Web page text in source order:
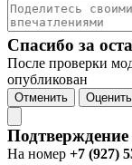
Спасибо за
После проверки
опубликован
Отменить Оценить
Подтверждение
На номер +7 (927)